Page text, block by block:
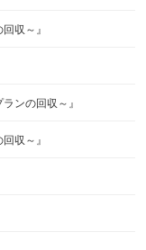
収～』
ンの回収～』
収～』